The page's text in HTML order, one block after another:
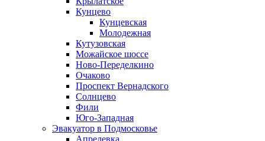
Кунцево
Кунцевская
Молодежная
Кутузовская
Можайское шоссе
Ново-Переделкино
Очаково
Проспект Вернадского
Солнцево
Фили
Юго-Западная
Эвакуатор в Подмосковье
Апрелевка